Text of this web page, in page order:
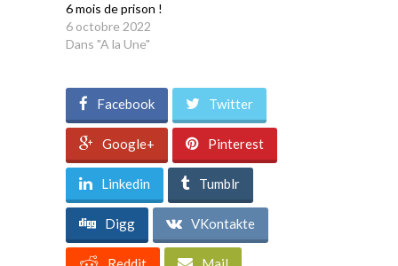
6 mois de prison !
6 octobre 2022
Dans "A la Une"
Facebook Twitter
Google+ Pinterest
Linkedin Tumblr
Digg VKontakte